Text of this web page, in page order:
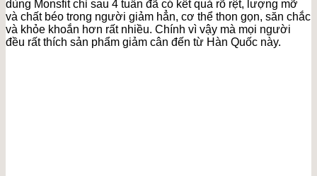
dùng Monsfit chỉ sau 4 tuần đã có kết quả rõ rệt, lượng mỡ
và chất béo trong người giảm hẳn, cơ thể thon gọn, săn chắc
và khỏe khoắn hơn rất nhiều. Chính vì vậy mà mọi người
đều rất thích sản phẩm giảm cân đến từ Hàn Quốc này.